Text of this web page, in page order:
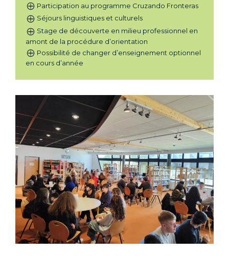
Participation au programme Cruzando Fronteras
Séjours linguistiques et culturels
Stage de découverte en milieu professionnel en
amont de la procédure d’orientation
Possibilité de changer d’enseignement optionnel
en cours d’année